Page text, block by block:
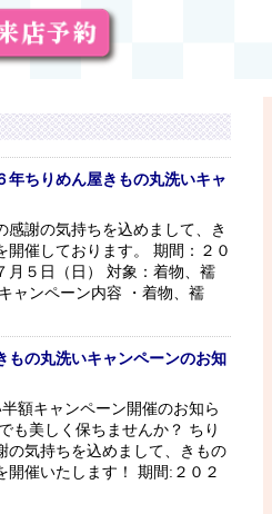
年ちりめん屋きもの丸洗いキャ
感謝の気持ちを込めまして、き
開催しております。 期間：２０
月５日（日） 対象：着物、襦
ャンペーン内容 ・着物、襦
もの丸洗いキャンペーンのお知
額キャンペーン開催のお知ら
も美しく保ちませんか？ ちり
の気持ちを込めまして、きもの
開催いたします！ 期間:２０２